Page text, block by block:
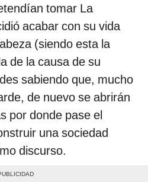
tomar La
acabar con su vida
(siendo esta la
de la causa de su
sabiendo que, mucho
de nuevo se abrirán
por donde pase el
una sociedad
discurso.